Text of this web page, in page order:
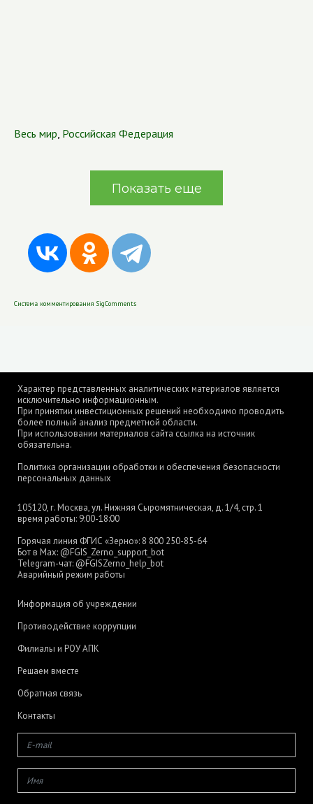
Весь мир, Российская Федерация
Показать еще
Система комментирования SigComments
Характер представленных аналитических материалов является
исключительно информационным.
При принятии инвестиционных решений необходимо проводить
более полный анализ предметной области.
При использовании материалов сайта ссылка на источник
обязательна.
Политика организации обработки и обеспечения безопасности
персональных данных
105120, г. Москва, ул. Нижняя Сыромятническая, д. 1/4, стр. 1
время работы: 9:00-18:00
Горячая линия ФГИС «Зерно»: 8 800 250-85-64
Бот в Max: @FGIS_Zerno_support_bot
Telegram-чат: @FGISZerno_help_bot
Аварийный режим работы
Информация об учреждении
Противодействие коррупции
Филиалы и РОУ АПК
Решаем вместе
Обратная связь
Контакты